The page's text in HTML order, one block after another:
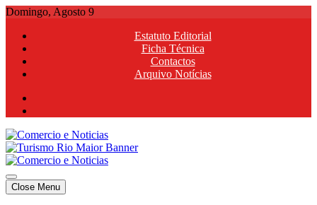
Skip
content
Domingo, Agosto 9
Estatuto Editorial
Ficha Técnica
Contactos
Arquivo Notícias
Comercio e Noticias
Notícias e Publicidade Online
Comercio e Noticias
Notícias e Publicidade Online
Close Menu